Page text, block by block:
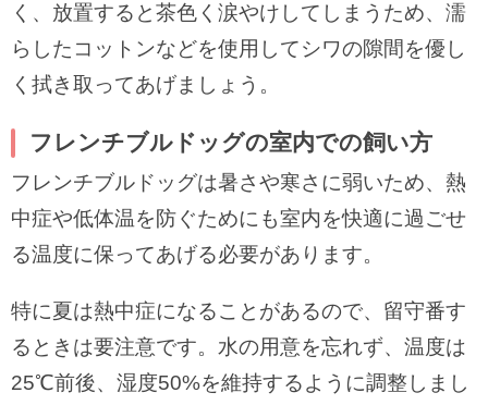
く、放置すると茶色く涙やけしてしまうため、濡
らしたコットンなどを使用してシワの隙間を優し
く拭き取ってあげましょう。
フレンチブルドッグの室内での飼い方
フレンチブルドッグは暑さや寒さに弱いため、熱
中症や低体温を防ぐためにも室内を快適に過ごせ
る温度に保ってあげる必要があります。
特に夏は熱中症になることがあるので、留守番す
るときは要注意です。水の用意を忘れず、温度は
25℃前後、湿度50%を維持するように調整しまし